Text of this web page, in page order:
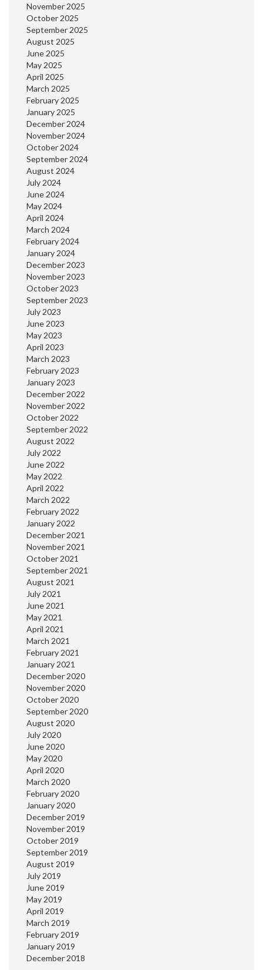
November 2025
October 2025
September 2025
August 2025
June 2025
May 2025
April 2025
March 2025
February 2025
January 2025
December 2024
November 2024
October 2024
September 2024
August 2024
July 2024
June 2024
May 2024
April 2024
March 2024
February 2024
January 2024
December 2023
November 2023
October 2023
September 2023
July 2023
June 2023
May 2023
April 2023
March 2023
February 2023
January 2023
December 2022
November 2022
October 2022
September 2022
August 2022
July 2022
June 2022
May 2022
April 2022
March 2022
February 2022
January 2022
December 2021
November 2021
October 2021
September 2021
August 2021
July 2021
June 2021
May 2021
April 2021
March 2021
February 2021
January 2021
December 2020
November 2020
October 2020
September 2020
August 2020
July 2020
June 2020
May 2020
April 2020
March 2020
February 2020
January 2020
December 2019
November 2019
October 2019
September 2019
August 2019
July 2019
June 2019
May 2019
April 2019
March 2019
February 2019
January 2019
December 2018